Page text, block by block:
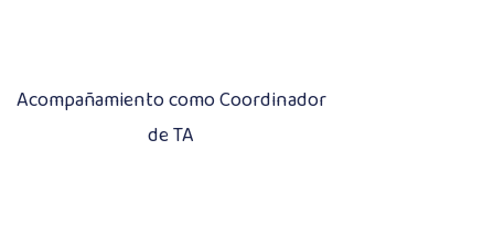
Acompañamiento como Coordinador
de TA